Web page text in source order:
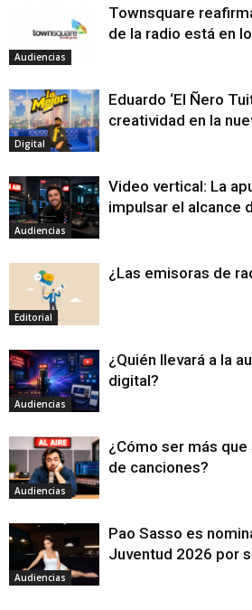
Audiencias
Townsquare
de la radio está en
Digital
Eduardo ‘El Ñero
creatividad en la
Audiencias
Video vertical: La
impulsar el alcance
Editorial
¿Las emisoras de
Audiencias
¿Quién llevará a la
digital?
Audiencias
¿Cómo ser más
de canciones?
Audiencias
Pao Sasso es
Juventud 2026 por